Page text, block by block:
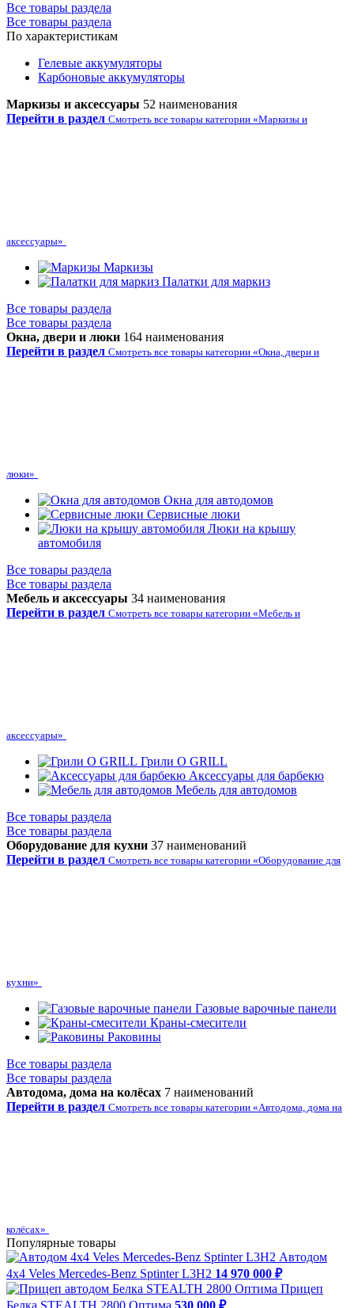
Все товары раздела
Все товары раздела
По характеристикам
Гелевые аккумуляторы
Карбоновые аккумуляторы
Маркизы и аксессуары 52 наименования
Перейти в раздел Смотреть все товары категории «Маркизы и
аксессуары»
Маркизы
Палатки для маркиз
Все товары раздела
Все товары раздела
Окна, двери и люки 164 наименования
Перейти в раздел Смотреть все товары категории «Окна, двери и
люки»
Окна для автодомов
Сервисные люки
Люки на крышу
автомобиля
Все товары раздела
Все товары раздела
Мебель и аксессуары 34 наименования
Перейти в раздел Смотреть все товары категории «Мебель и
аксессуары»
Грили O GRILL
Аксессуары для барбекю
Мебель для автодомов
Все товары раздела
Все товары раздела
Оборудование для кухни 37 наименований
Перейти в раздел Смотреть все товары категории «Оборудование для
кухни»
Газовые варочные панели
Краны-смесители
Раковины
Все товары раздела
Все товары раздела
Автодома, дома на колёсах 7 наименований
Перейти в раздел Смотреть все товары категории «Автодома, дома на
колёсах»
Популярные товары
Автодом
4х4 Veles Mercedes-Benz Sptinter L3H2 14 970 000 ₽
Прицеп
Белка STEALTH 2800 Оптима 530 000 ₽